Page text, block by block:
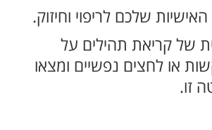
שלכם לריפוי וחיזוק.
של קריאת תהילים על
או לחצים נפשיים ומצאו
זו.